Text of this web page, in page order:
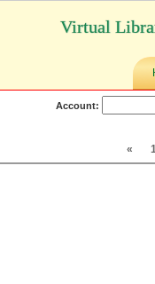
Virtual
Account:
«